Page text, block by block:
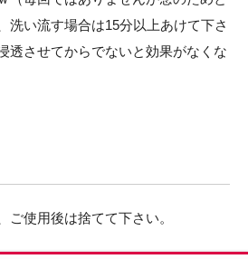
洗い流す場合は15分以上あけて下さ
透させてからでないと効果がなくな
ご使用後は捨てて下さい。